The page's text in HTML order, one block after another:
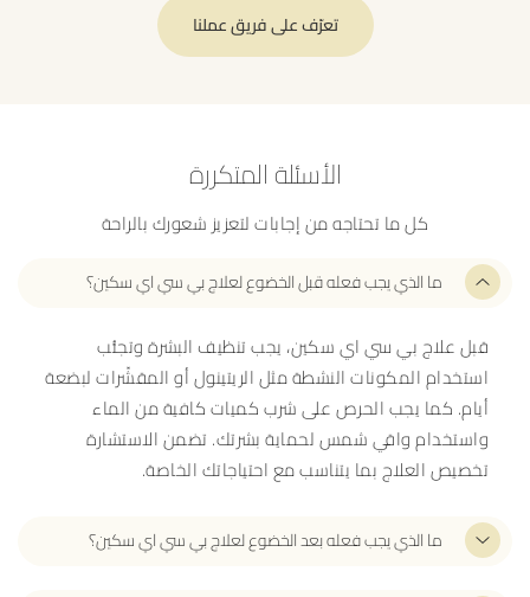
تعرّف على فريق عملنا
الأسئلة المتكررة
كل ما تحتاجه من إجابات لتعزيز شعورك بالراحة
ما الذي يجب فعله قبل الخضوع لعلاج بي سي اي سكين؟
قبل علاج بي سي اي سكين، يجب تنظيف البشرة وتجنُّب
استخدام المكونات النشطة مثل الريتينول أو المقشّرات لبضعة
أيام. كما يجب الحرص على شرب كميات كافية من الماء
واستخدام واقي شمس لحماية بشرتك. تضمن الاستشارة
تخصيص العلاج بما يتناسب مع احتياجاتك الخاصة.
ما الذي يجب فعله بعد الخضوع لعلاج بي سي اي سكين؟